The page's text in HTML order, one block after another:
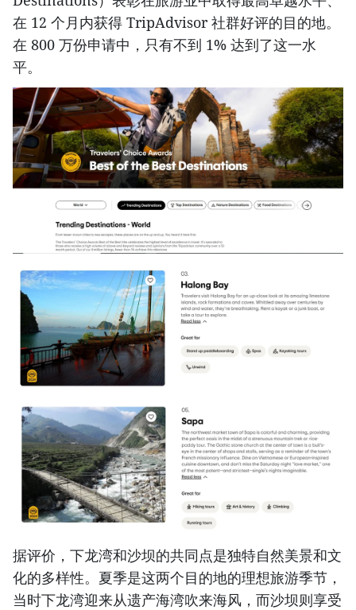
在 12 个月内获得 TripAdvisor 社群好评的目的地。
在 800 万份申请中，只有不到 1% 达到了这一水
平。
据评价，下龙湾和沙坝的共同点是独特自然美景和文
化的多样性。夏季是这两个目的地的理想旅游季节，
当时下龙湾迎来从遗产海湾吹来海风，而沙坝则享受